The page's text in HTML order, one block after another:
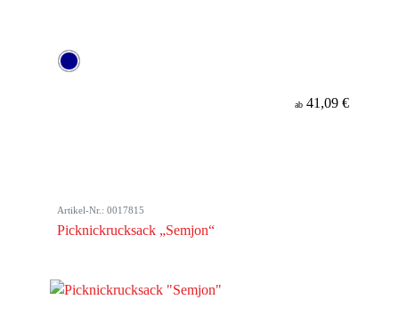
ab 41,09 €
Artikel-Nr.: 0017815
Picknickrucksack „Semjon“